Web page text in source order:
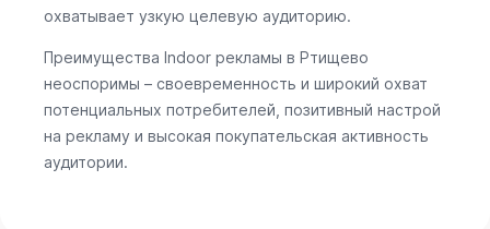
охватывает узкую целевую аудиторию.
Преимущества Indoor рекламы в Ртищево
неоспоримы – своевременность и широкий охват
потенциальных потребителей, позитивный настрой
на рекламу и высокая покупательская активность
аудитории.